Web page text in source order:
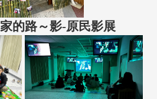
的路～影-原民影展